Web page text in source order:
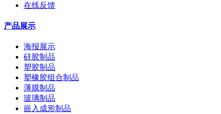
在线反馈
产品展示
海报展示
硅胶制品
塑胶制品
塑橡胶组合制品
薄膜制品
玻璃制品
嵌入成形制品